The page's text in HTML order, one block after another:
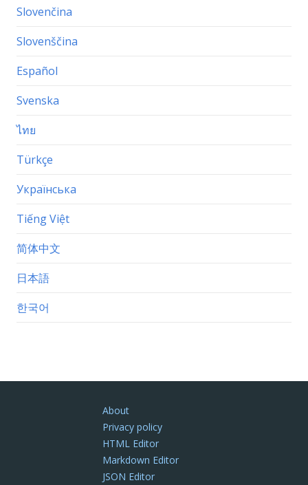
Slovenčina
Slovenščina
Español
Svenska
ไทย
Türkçe
Українська
Tiếng Việt
简体中文
日本語
한국어
About
Privacy policy
HTML Editor
Markdown Editor
JSON Editor